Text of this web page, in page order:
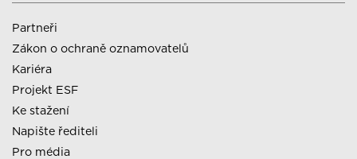
Partneři
Zákon o ochraně oznamovatelů
Kariéra
Projekt ESF
Ke stažení
Napište řediteli
Pro média